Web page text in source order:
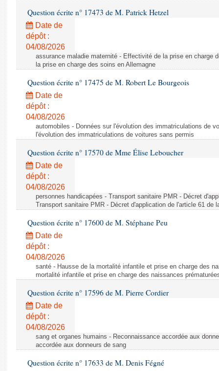
Question écrite n° 17473 de M. Patrick Hetzel
Date de
dépôt :
04/08/2026
assurance maladie maternité - Effectivité de la prise en charge
la prise en charge des soins en Allemagne
Question écrite n° 17475 de M. Robert Le Bourgeois
Date de
dépôt :
04/08/2026
automobiles - Données sur l'évolution des immatriculations de
l'évolution des immatriculations de voitures sans permis
Question écrite n° 17570 de Mme Élise Leboucher
Date de
dépôt :
04/08/2026
personnes handicapées - Transport sanitaire PMR - Décret
Transport sanitaire PMR - Décret d'application de l'article 61 de
Question écrite n° 17600 de M. Stéphane Peu
Date de
dépôt :
04/08/2026
santé - Hausse de la mortalité infantile et prise en charge des
mortalité infantile et prise en charge des naissances
Question écrite n° 17596 de M. Pierre Cordier
Date de
dépôt :
04/08/2026
sang et organes humains - Reconnaissance accordée aux
accordée aux donneurs de sang
Question écrite n° 17633 de M. Denis Fégné